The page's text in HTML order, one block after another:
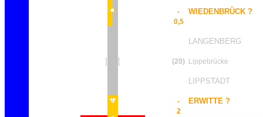
- WIEDENBRÜCK ?
0,5
LANGENBERG
] [ (20) Lippebrücke
LIPPSTADT
- ERWITTE ?
2